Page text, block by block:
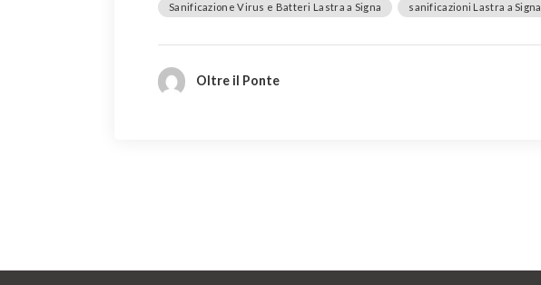
Sanificazione Virus e Batteri Lastra a Signa sanificazioni Lastra a Signa
Oltre il Ponte